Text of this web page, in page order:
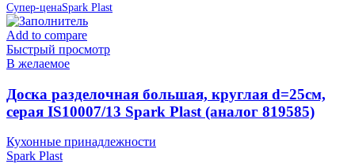
Супер-ценаSpark Plast
Add to compare
Быстрый просмотр
В желаемое
Доска разделочная большая, круглая d=25см,
серая IS10007/13 Spark Plast (аналог 819585)
Кухонные принадлежности
Spark Plast